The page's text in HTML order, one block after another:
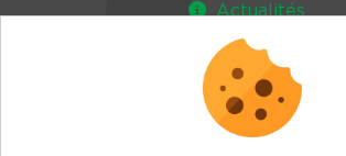
Actualités
Agenda
Newsletter